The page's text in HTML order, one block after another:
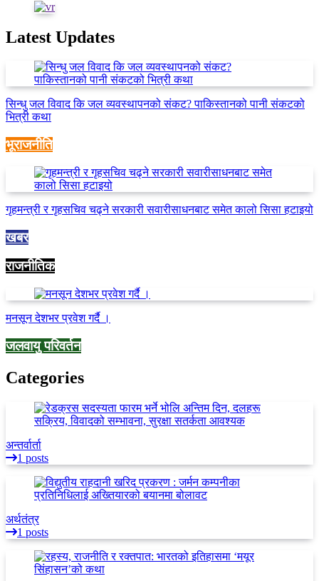
Latest Updates
सिन्धु जल विवाद कि जल व्यवस्थापनको संकट? पाकिस्तानको पानी संकटको
भित्री कथा
भूराजनीति
गृहमन्त्री र गृहसचिव चढ्ने सरकारी सवारीसाधनबाट समेत कालो सिसा हटाइयो
खबर
राजनीतिक
मनसून देशभर प्रवेश गर्दै ।
जलवायु परिवर्तन
Categories
अन्तर्वार्ता
1 posts
अर्थतंत्र
1 posts